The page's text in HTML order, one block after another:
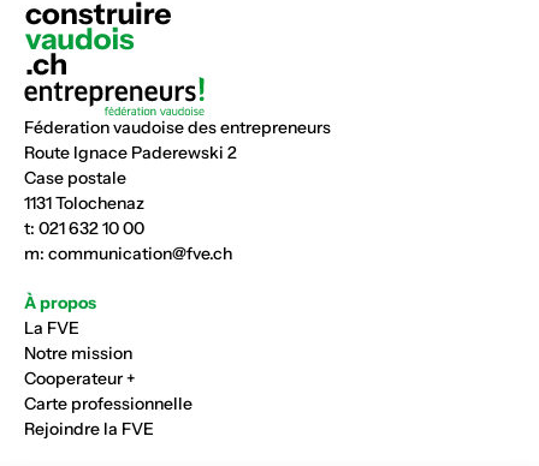
Féderation vaudoise des entrepreneurs
Route Ignace Paderewski 2
Case postale
1131 Tolochenaz
t: 021 632 10 00
m: communication@fve.ch
À propos
La FVE
Notre mission
Cooperateur +
Carte professionnelle
Rejoindre la FVE